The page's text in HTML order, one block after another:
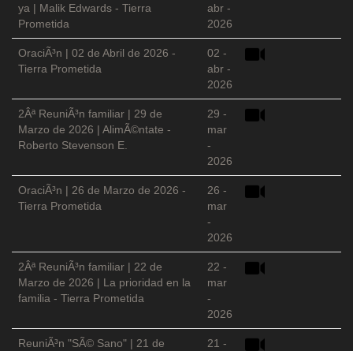
ya | Malik Edwards - Tierra
Prometida
abr -
2026
OraciÃ³n | 02 de Abril de 2026 -
Tierra Prometida
02 -
abr -
2026
2Âª ReuniÃ³n familiar | 29 de
Marzo de 2026 | AlimÃ©ntate -
Roberto Stevenson E.
29 -
mar
-
2026
OraciÃ³n | 26 de Marzo de 2026 -
Tierra Prometida
26 -
mar
-
2026
2Âª ReuniÃ³n familiar | 22 de
Marzo de 2026 | La prioridad en la
familia - Tierra Prometida
22 -
mar
-
2026
ReuniÃ³n "SÃ© Sano" | 21 de
21 -